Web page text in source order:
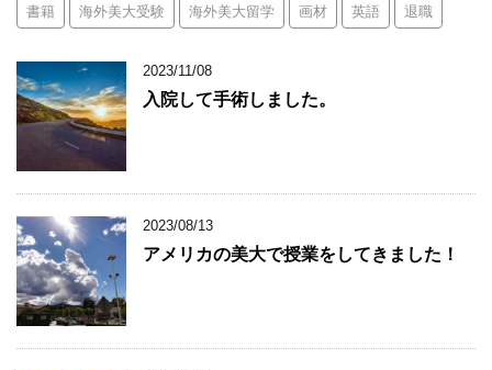
書籍 海外美大受験 海外美大留学 画材 英語 退職
2023/11/08
入院して手術しました。
2023/08/13
アメリカの美大で授業をしてきました！